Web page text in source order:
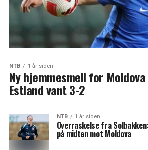
NTB 1 år siden
Ny hjemmesmell for
Estland vant 3-2
NTB 1 år siden
Overraskelse fra
på midten mot Moldova